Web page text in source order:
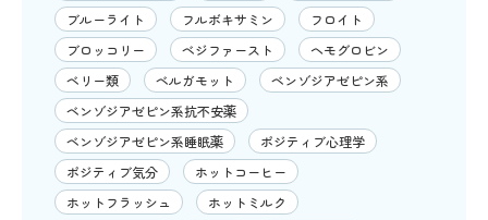
ブルーライト
フルボキサミン
フロイト
ブロッコリー
ベジファースト
ヘモグロビン
ベリー類
ベルガモット
ベンゾジアゼピン系
ベンゾジアゼピン系抗不安薬
ベンゾジアゼピン系睡眠薬
ポジティブ心理学
ポジティブ気分
ホットコーヒー
ホットフラッシュ
ホットミルク